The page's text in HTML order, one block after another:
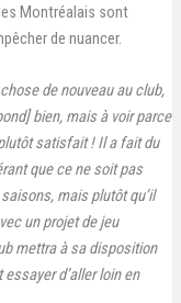
Montréalais sont
de nuancer.
de nouveau au club,
bien, mais à voir parce
satisfait ! Il a fait du
que ce ne soit pas
mais plutôt qu’il
un projet de jeu
mettra à sa disposition
d’aller loin en